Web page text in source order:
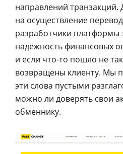
направлений транзакций.
на осуществление
разработчики платформы
надёжность финансовых
и если что-то пошло не
возвращены клиенту. Мы
эти слова пустыми
можно ли доверять свои
обменнику.